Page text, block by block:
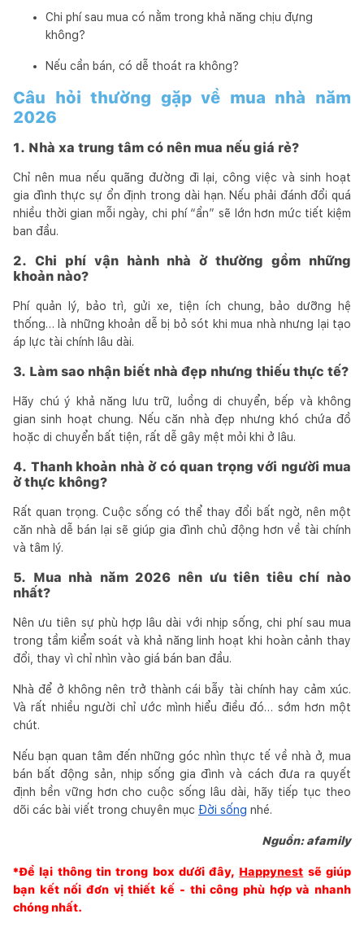
Chi phí sau mua có nằm trong khả năng chịu đựng
không?
Nếu cần bán, có dễ thoát ra không?
Câu hỏi thường gặp về mua nhà năm
2026
1. Nhà xa trung tâm có nên mua nếu giá rẻ?
Chỉ nên mua nếu quãng đường đi lại, công việc và sinh hoạt
gia đình thực sự ổn định trong dài hạn. Nếu phải đánh đổi quá
nhiều thời gian mỗi ngày, chi phí “ẩn” sẽ lớn hơn mức tiết kiệm
ban đầu.
2. Chi phí vận hành nhà ở thường gồm những
khoản nào?
Phí quản lý, bảo trì, gửi xe, tiện ích chung, bảo dưỡng hệ
thống… là những khoản dễ bị bỏ sót khi mua nhà nhưng lại tạo
áp lực tài chính lâu dài.
3. Làm sao nhận biết nhà đẹp nhưng thiếu thực tế?
Hãy chú ý khả năng lưu trữ, luồng di chuyển, bếp và không
gian sinh hoạt chung. Nếu căn nhà đẹp nhưng khó chứa đồ
hoặc di chuyển bất tiện, rất dễ gây mệt mỏi khi ở lâu.
4. Thanh khoản nhà ở có quan trọng với người mua
ở thực không?
Rất quan trọng. Cuộc sống có thể thay đổi bất ngờ, nên một
căn nhà dễ bán lại sẽ giúp gia đình chủ động hơn về tài chính
và tâm lý.
5. Mua nhà năm 2026 nên ưu tiên tiêu chí nào
nhất?
Nên ưu tiên sự phù hợp lâu dài với nhịp sống, chi phí sau mua
trong tầm kiểm soát và khả năng linh hoạt khi hoàn cảnh thay
đổi, thay vì chỉ nhìn vào giá bán ban đầu.
Nhà để ở không nên trở thành cái bẫy tài chính hay cảm xúc.
Và rất nhiều người chỉ ước mình hiểu điều đó… sớm hơn một
chút.
Nếu bạn quan tâm đến những góc nhìn thực tế về nhà ở, mua
bán bất động sản, nhịp sống gia đình và cách đưa ra quyết
định bền vững hơn cho cuộc sống lâu dài, hãy tiếp tục theo
dõi các bài viết trong chuyên mục Đời sống nhé.
Nguồn: afamily
*Để lại thông tin trong box dưới đây, Happynest sẽ giúp
bạn kết nối đơn vị thiết kế - thi công phù hợp và nhanh
chóng nhất.